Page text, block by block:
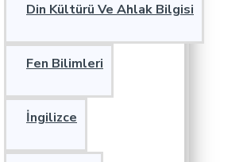
Din Kültürü Ve Ahlak Bilgisi
Fen Bilimleri
İngilizce